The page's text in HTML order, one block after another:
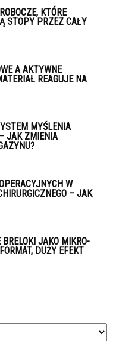
KTÓRE
STOPY PRZEZ CAŁY
A AKTYWNE
REAGUJE NA
MYŚLENIA
JAK ZMIENIA
W
– JAK
BRELOKI JAKO MIKRO-
DUŻY EFEKT